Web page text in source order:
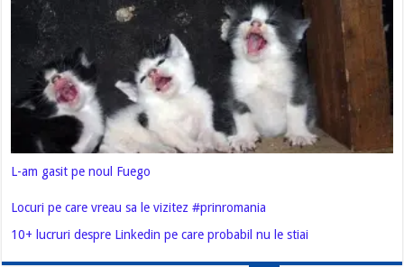
L-am gasit pe noul Fuego
Locuri pe care vreau sa le vizitez #prinromania
10+ lucruri despre Linkedin pe care probabil nu le stiai